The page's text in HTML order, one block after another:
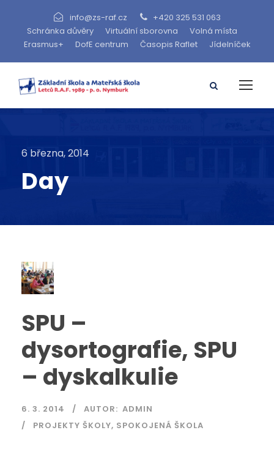
info@zs-raf.cz
+420 325 531 063
Schránka důvěry
Virtuální sborovna
Volná místa
Erasmus+
DofE centrum Časopis Raflet Jídelníček
6 března, 2014
Day
SPU –
dysortografie, SPU
– dyskalkulie
6. 3. 2014 AUTOR: ADMIN
PROJEKTY ŠKOLY, SPOKOJENÁ ŠKOLA